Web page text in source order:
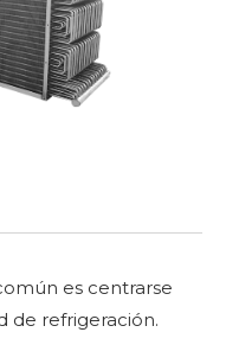
es centrarse
de refrigeración.